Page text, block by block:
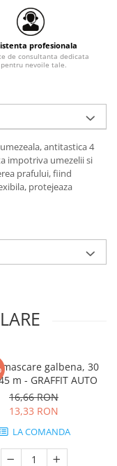
profesionala
de consultanta dedicata
pentru nevoile tale.
antitastica 4
impotriva umezelii si
prafului, fiind
protejeaza
galbena, 30
m - GRAFFIT AUTO
16,66 RON
13,33 RON
LA COMANDA